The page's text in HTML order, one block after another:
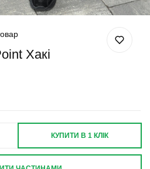
Хакі
КУПИТИ В 1 КЛІК